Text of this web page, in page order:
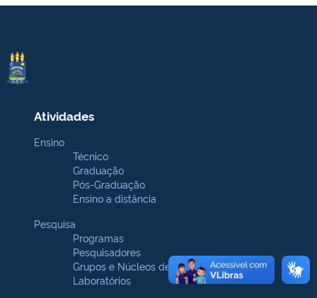
Atividades
Ensino
Técnico
Graduação
Pós-Graduação
Ensino a distância
Pesquisa
Programas
Pesquisadores
Grupos e Núcleos de pesquisa
Laboratórios